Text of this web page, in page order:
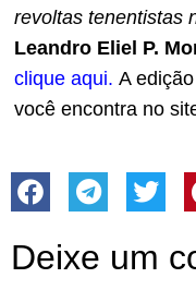
revoltas tenentistas
Leandro Eliel P.
clique aqui. A
você encontra no
Deixe um